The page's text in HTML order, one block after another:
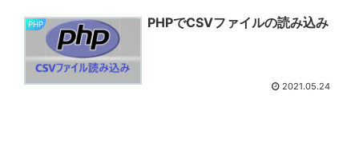
PHP PHPでCSVファイルの読み込み
2021.05.24